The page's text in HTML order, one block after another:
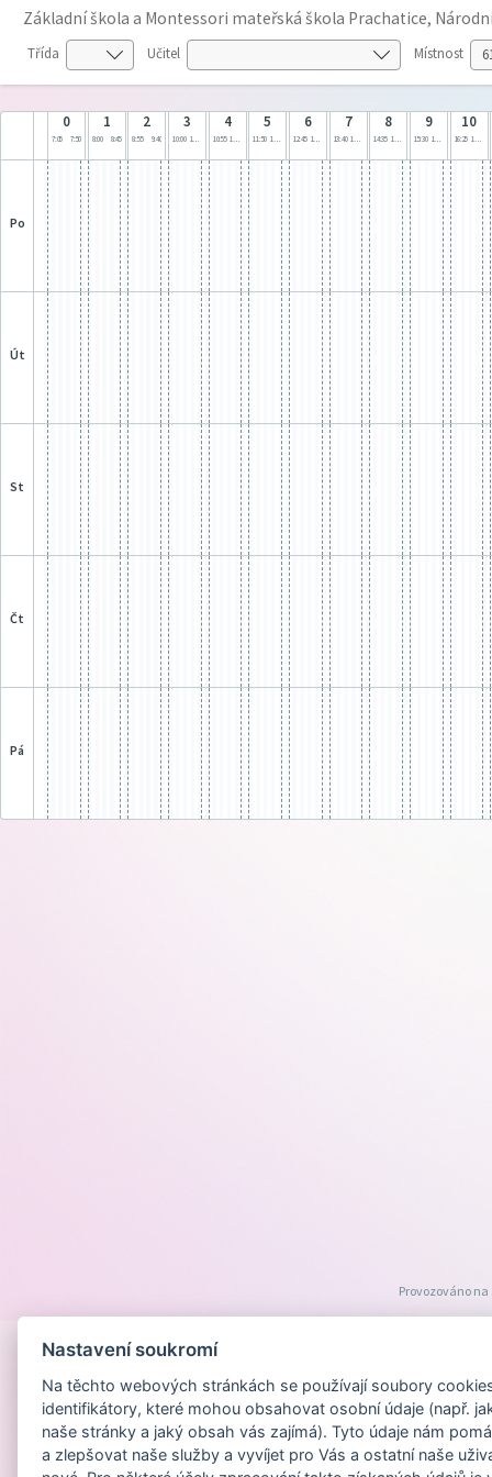
Základní škola a Montessori mateřská škola Prachatice,
Třída Učitel Místnost
0
7:05 7:50
1
8:00 8:45
2
8:55 9:40
3
10:00 10:45
4
10:55 11:40
5
11:50 12:35
6
12:45 13:30
7
13:40 14:25
8
14:35 15:20
9
15:30 16:15
10
16:25 17:10
po
út
st
čt
pá
Provozováno
Nastavení soukromí
Na těchto webových stránkách se používají soubory
identifikátory, které mohou obsahovat osobní údaje (např.
naše stránky a jaký obsah vás zajímá). Tyto údaje nám
a zlepšovat naše služby a vyvíjet pro Vás a ostatní naše